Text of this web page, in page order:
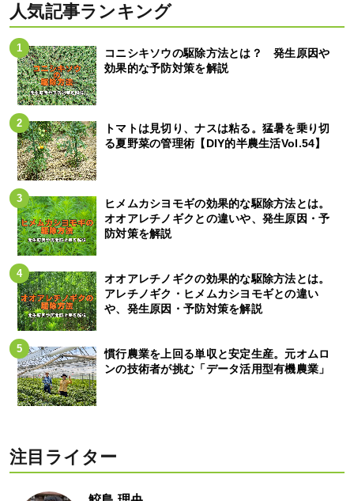
人気記事ランキング
コニシキソウの駆除方法とは？ 発生原因や
効果的な予防対策を解説
トマトは見切り、ナスは粘る。猛暑を乗り切
る夏野菜の管理術【DIY的半農生活Vol.54】
ヒメムカシヨモギの効果的な駆除方法とは。
オオアレチノギクとの違いや、発生原因・予
防対策を解説
オオアレチノギクの効果的な駆除方法とは。
アレチノギク・ヒメムカシヨモギとの違い
や、発生原因・予防対策を解説
慣行農業を上回る単収と安定生産。元オムロ
ンの技術者が挑む「データ活用型有機農業」
注目ライター